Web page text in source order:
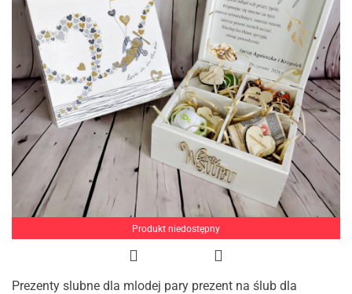
Produkt niedostępny
Prezenty slubne dla mlodej pary prezent na ślub dla